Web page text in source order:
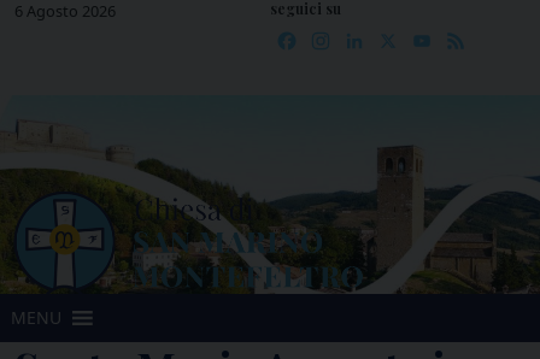
Skip6 Agosto 2026 seguici su
Facebook
Instagram
LinkedIn YouTube
MENU